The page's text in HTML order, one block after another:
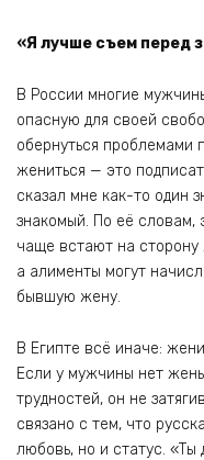
«Я лучше съем перед
В России многие
опасную для своей
обернуться проблемами
жениться — это
сказал мне как-то один
знакомый. По её словам,
чаще встают на
а алименты могут
бывшую жену.
В Египте всё иначе:
Если у мужчины нет
трудностей, он не
связано с тем, что
любовь, но и статус. «Ты